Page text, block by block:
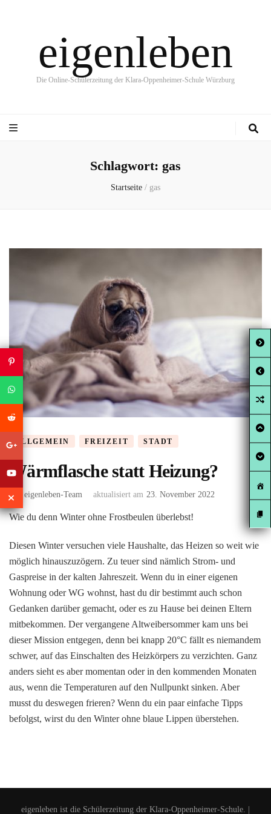
eigenleben
Die Online-Schülerzeitung der Klara-Oppenheimer-Schule Würzburg
Schlagwort: gas
Startseite / gas
ALLGEMEIN FREIZEIT STADT
Wärmflasche statt Heizung?
von eigenleben-Team aktualisiert am 23. November 2022
Wie du denn Winter ohne Frostbeulen überlebst!
Diesen Winter versuchen viele Haushalte, das Heizen so weit wie
möglich hinauszuzögern. Zu teuer sind nämlich Strom- und
Gaspreise in der kalten Jahreszeit. Wenn du in einer eigenen
Wohnung oder WG wohnst, hast du dir bestimmt auch schon
Gedanken darüber gemacht, oder es zu Hause bei deinen Eltern
mitbekommen. Der vergangene Altweibersommer kam uns bei
dieser Mission entgegen, denn bei knapp 20°C fällt es niemandem
schwer, auf das Einschalten des Heizkörpers zu verzichten. Ganz
anders sieht es aber momentan oder in den kommenden Monaten
aus, wenn die Temperaturen auf den Nullpunkt sinken. Aber
musst du deswegen frieren? Wenn du ein paar einfache Tipps
befolgst, wirst du den Winter ohne blaue Lippen überstehen.
eigenleben ist die Schülerzeitung der Klara-Oppenheimer-Schule. |